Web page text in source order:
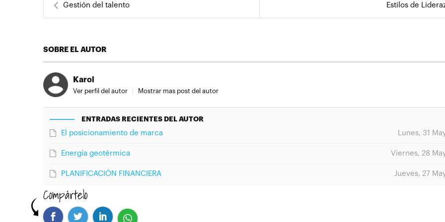
Gestión del talento Estilos de
SOBRE EL AUTOR
Karol
Ver perfil del autor Mostrar mas post del autor
ENTRADAS RECIENTES DEL AUTOR
Lunes, 31
El posicionamiento de marca
Viernes, 28
Energía geotérmica
Jueves, 27
PLANIFICACIÓN FINANCIERA
Compártelo